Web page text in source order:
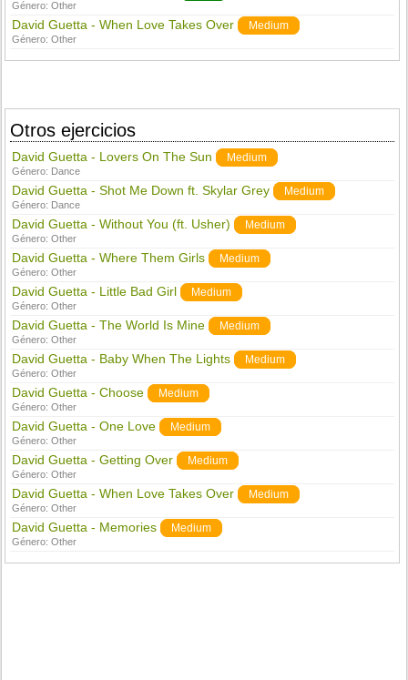
Género:Other
David Guetta - When Love Takes Over Medium
Género:Other
Otros ejercicios
David Guetta - Lovers On The Sun Medium
Género: Dance
David Guetta - Shot Me Down ft. Skylar Grey Medium
Género: Dance
David Guetta - Without You (ft. Usher) Medium
Género:Other
David Guetta - Where Them Girls Medium
Género:Other
David Guetta - Little Bad Girl Medium
Género:Other
David Guetta - The World Is Mine Medium
Género:Other
David Guetta - Baby When The Lights Medium
Género:Other
David Guetta - Choose Medium
Género:Other
David Guetta - One Love Medium
Género:Other
David Guetta - Getting Over Medium
Género:Other
David Guetta - When Love Takes Over Medium
Género:Other
David Guetta - Memories Medium
Género:Other